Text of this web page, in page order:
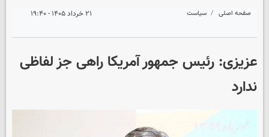
صفحه اصلی سیاست ۲۱ خرداد ۱۴۰۵ - ۱۹:۴۰
عزیزی: رئیس جمهور آمریکا راهی جز لفاظی
ندارد